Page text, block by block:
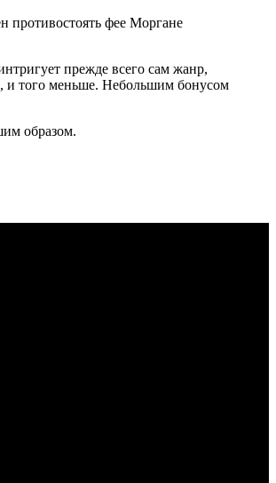
противостоять фее Моргане
прежде всего сам жанр,
и того меньше. Небольшим бонусом
образом.